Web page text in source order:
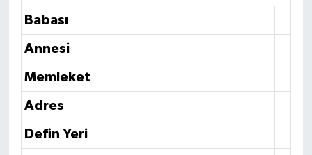
Babası
Annesi
Memleket
Adres
Defin Yeri